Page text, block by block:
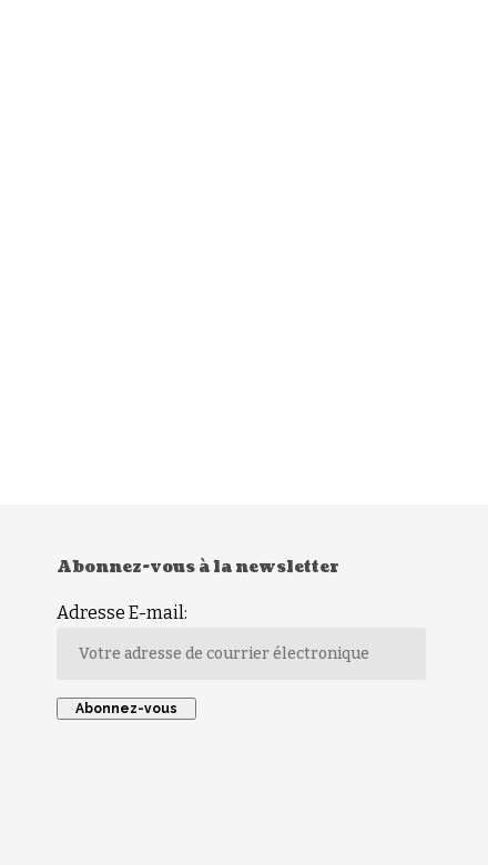
Abonnez-vous à la newsletter
Adresse E-mail: